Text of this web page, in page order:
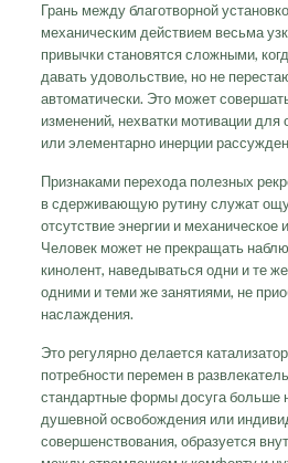
Грань между благотворной
механическим действием весьма
привычки становятся сложными,
давать удовольствие, но не
автоматически. Это может
изменений, нехватки мотивации для
или элементарно инерции
Признаками перехода полезных
в сдерживающую рутину служат
отсутствие энергии и механическое
Человек может не прекращать
кинолент, наведываться одни и те
одними и теми же занятиями, не
наслаждения.
Это регулярно делается
потребности перемен в
стандартные формы досуга больше
душевной освобождения или
совершенствования, образуется